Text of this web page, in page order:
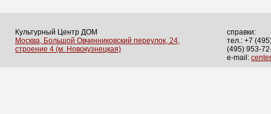
Культурный Центр ДОМ
Москва, Большой Овчинниковский переулок, 24,
строение 4 (м. Новокузнецкая)
справки:
тел.: +7
(495) 953-
e-mail: